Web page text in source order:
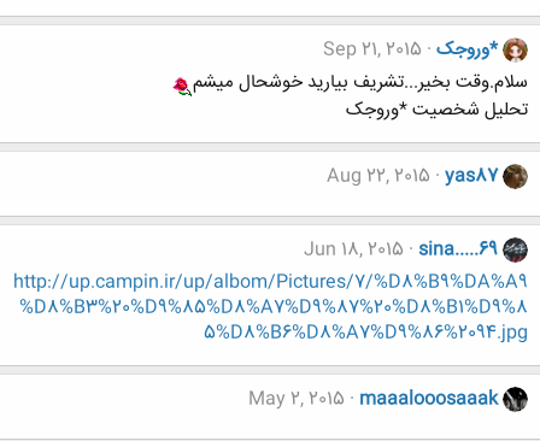
*وروجک Sep 21, 2015
سلام.وقت بخیر...تشریف بیارید خوشحال میشم
تحلیل شخصیت *وروجک
yas87
Aug 22, 2015
sina.....69
Jun 18, 2015
http://up.campin.ir/up/albom/Pictures/7/%D8%B9%DA%A9
%D8%B3%20%D9%85%D8%A7%D9%87%20%D8%B1%D9%8
5%D8%B6%D8%A7%D9%86%2094.jpg
maaalooosaaak
May 2, 2015